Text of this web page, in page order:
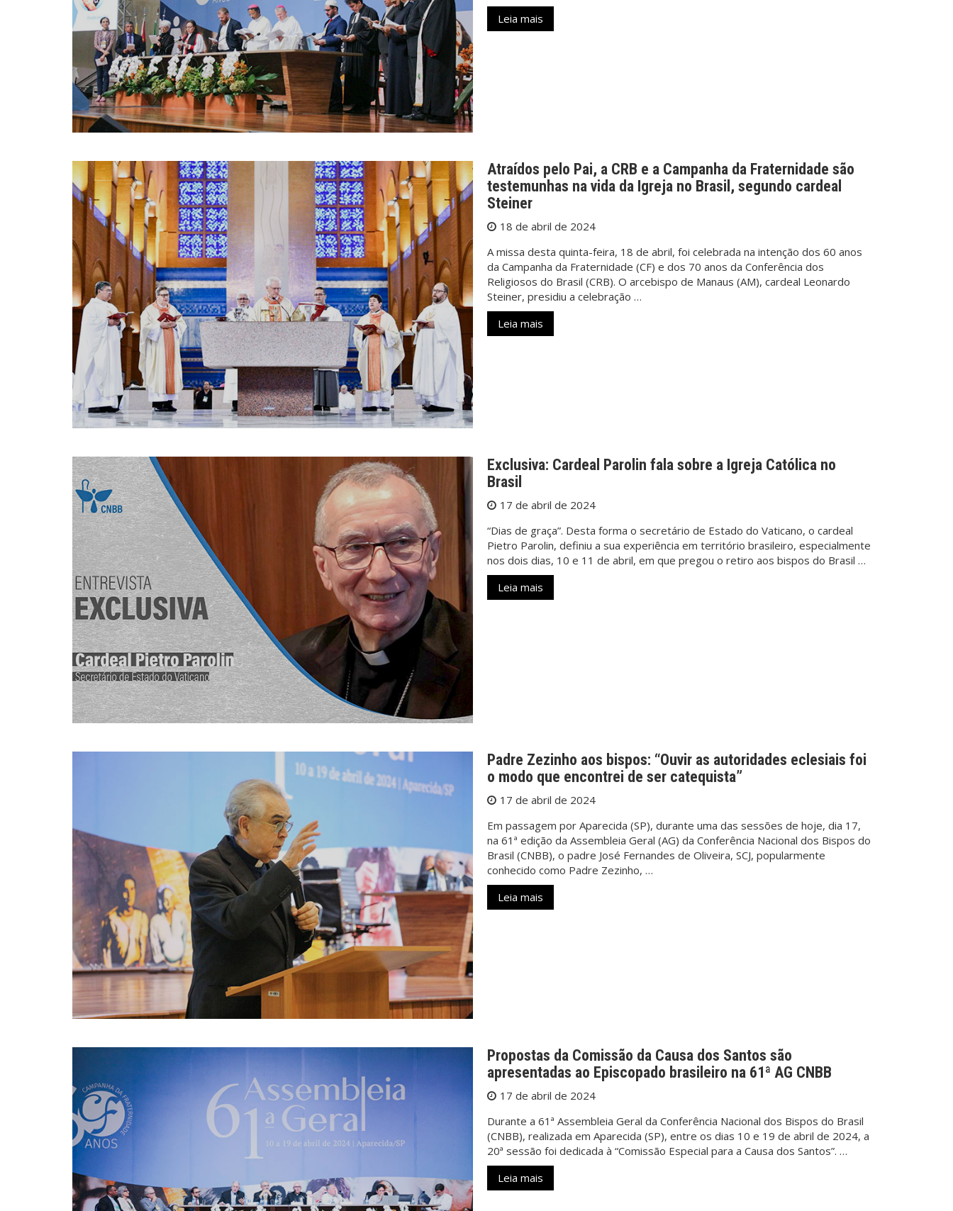
Leia mais
Atraídos pelo Pai, a CRB e a Campanha da Fraternidade são
testemunhas na vida da Igreja no Brasil, segundo cardeal
Steiner
18 de abril de 2024
A missa desta quinta-feira, 18 de abril, foi celebrada na intenção dos 60 anos
da Campanha da Fraternidade (CF) e dos 70 anos da Conferência dos
Religiosos do Brasil (CRB). O arcebispo de Manaus (AM), cardeal Leonardo
Steiner, presidiu a celebração …
Leia mais
Exclusiva: Cardeal Parolin fala sobre a Igreja Católica no
Brasil
17 de abril de 2024
“Dias de graça”. Desta forma o secretário de Estado do Vaticano, o cardeal
Pietro Parolin, definiu a sua experiência em território brasileiro, especialmente
nos dois dias, 10 e 11 de abril, em que pregou o retiro aos bispos do Brasil …
Leia mais
Padre Zezinho aos bispos: “Ouvir as autoridades eclesiais foi
o modo que encontrei de ser catequista”
17 de abril de 2024
Em passagem por Aparecida (SP), durante uma das sessões de hoje, dia 17,
na 61ª edição da Assembleia Geral (AG) da Conferência Nacional dos Bispos do
Brasil (CNBB), o padre José Fernandes de Oliveira, SCJ, popularmente
conhecido como Padre Zezinho, …
Leia mais
Propostas da Comissão da Causa dos Santos são
apresentadas ao Episcopado brasileiro na 61ª AG CNBB
17 de abril de 2024
Durante a 61ª Assembleia Geral da Conferência Nacional dos Bispos do Brasil
(CNBB), realizada em Aparecida (SP), entre os dias 10 e 19 de abril de 2024, a
20ª sessão foi dedicada à “Comissão Especial para a Causa dos Santos”. …
Leia mais